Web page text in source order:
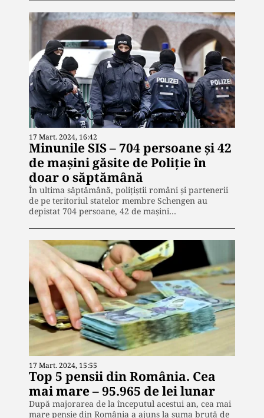
17 Mart. 2024, 16:42
Minunile SIS – 704 persoane și 42
de mașini găsite de Poliție în
doar o săptămână
În ultima săptămână, polițiștii români și partenerii
de pe teritoriul statelor membre Schengen au
depistat 704 persoane, 42 de mașini…
17 Mart. 2024, 15:55
Top 5 pensii din România. Cea
mai mare – 95.965 de lei lunar
După majorarea de la începutul acestui an, cea mai
mare pensie din România a ajuns la suma brută de